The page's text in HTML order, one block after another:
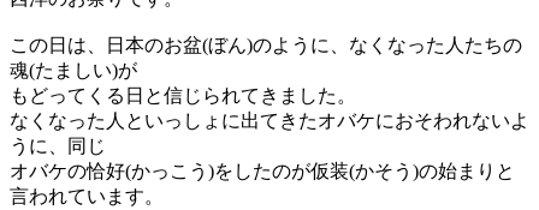
この日は、日本のお盆(ぼん)のように、なくなった人たちの
魂(たましい)が
もどってくる日と信じられてきました。
なくなった人といっしょに出てきたオバケにおそわれないよ
うに、同じ
オバケの恰好(かっこう)をしたのが仮装(かそう)の始まりと
言われています。